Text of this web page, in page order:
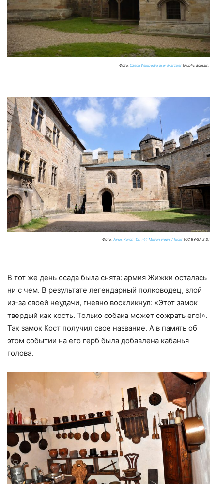
Фото: Czech Wikipedia user Marzper (Public domain)
Фото: János Korom Dr. >14 Million views / flickr (CC BY-SA 2.0)
В тот же день осада была снята: армия Жижки осталась
ни с чем. В результате легендарный полководец, злой
из-за своей неудачи, гневно воскликнул: «Этот замок
твердый как кость. Только собака может сожрать его!».
Так замок Кост получил свое название. А в память об
этом событии на его герб была добавлена кабанья
голова.